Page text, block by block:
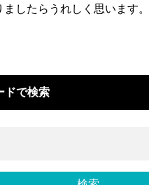
ましたらうれしく思います。
ドで検索